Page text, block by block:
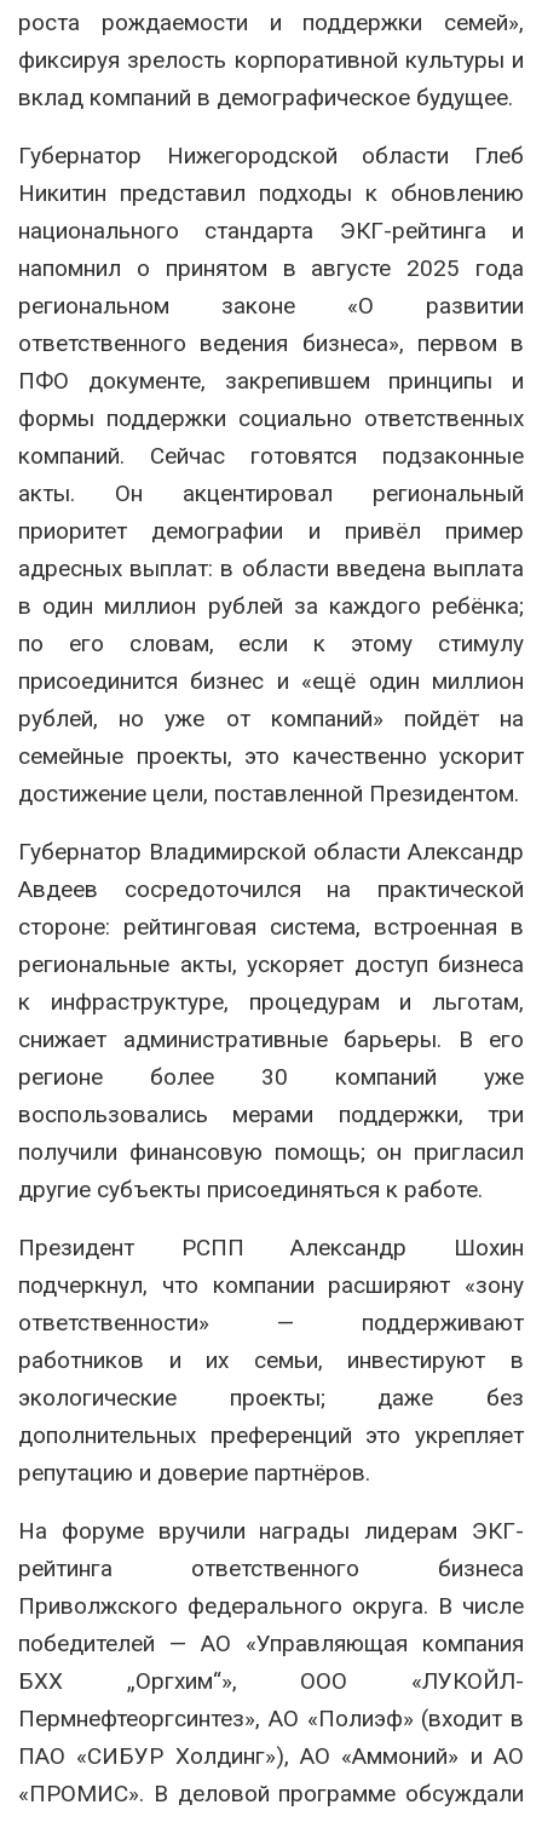
роста рождаемости и поддержки семей»,
фиксируя зрелость корпоративной культуры и
вклад компаний в демографическое будущее.
Губернатор Нижегородской области Глеб
Никитин представил подходы к обновлению
национального стандарта ЭКГ-рейтинга и
напомнил о принятом в августе 2025 года
региональном законе «О развитии
ответственного ведения бизнеса», первом в
ПФО документе, закрепившем принципы и
формы поддержки социально ответственных
компаний. Сейчас готовятся подзаконные
акты. Он акцентировал региональный
приоритет демографии и привёл пример
адресных выплат: в области введена выплата
в один миллион рублей за каждого ребёнка;
по его словам, если к этому стимулу
присоединится бизнес и «ещё один миллион
рублей, но уже от компаний» пойдёт на
семейные проекты, это качественно ускорит
достижение цели, поставленной Президентом.
Губернатор Владимирской области Александр
Авдеев сосредоточился на практической
стороне: рейтинговая система, встроенная в
региональные акты, ускоряет доступ бизнеса
к инфраструктуре, процедурам и льготам,
снижает административные барьеры. В его
регионе более 30 компаний уже
воспользовались мерами поддержки, три
получили финансовую помощь; он пригласил
другие субъекты присоединяться к работе.
Президент РСПП Александр Шохин
подчеркнул, что компании расширяют «зону
ответственности» — поддерживают
работников и их семьи, инвестируют в
экологические проекты; даже без
дополнительных преференций это укрепляет
репутацию и доверие партнёров.
На форуме вручили награды лидерам ЭКГ-
рейтинга ответственного бизнеса
Приволжского федерального округа. В числе
победителей — АО «Управляющая компания
БХХ „Оргхим“», ООО «ЛУКОЙЛ-
Пермнефтеоргсинтез», АО «Полиэф» (входит в
ПАО «СИБУР Холдинг»), АО «Аммоний» и АО
«ПРОМИС». В деловой программе обсуждали